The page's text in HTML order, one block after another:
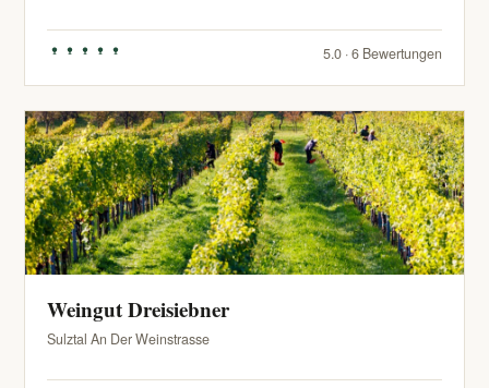
5.0 · 6 Bewertungen
Weingut Dreisiebner
Sulztal An Der Weinstrasse